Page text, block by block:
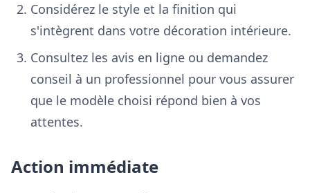
Considérez le style et la finition qui
s'intègrent dans votre décoration intérieure.
Consultez les avis en ligne ou demandez
conseil à un professionnel pour vous assurer
que le modèle choisi répond bien à vos
attentes.
Action immédiate